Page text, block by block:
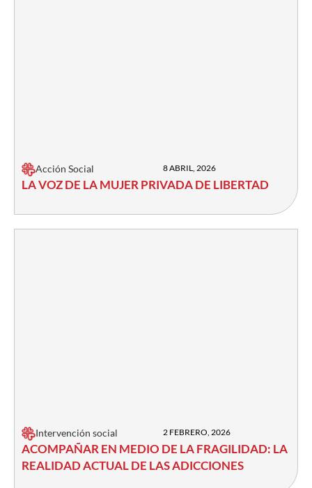
Acción Social 8 ABRIL, 2026
LA VOZ DE LA MUJER PRIVADA DE LIBERTAD
Intervención social 2 FEBRERO, 2026
ACOMPAÑAR EN MEDIO DE LA FRAGILIDAD: LA
REALIDAD ACTUAL DE LAS ADICCIONES